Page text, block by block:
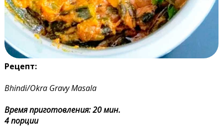
Рецепт:
Bhindi/Okra Gravy Masala
Время приготовления: 20 мин.
4 порции